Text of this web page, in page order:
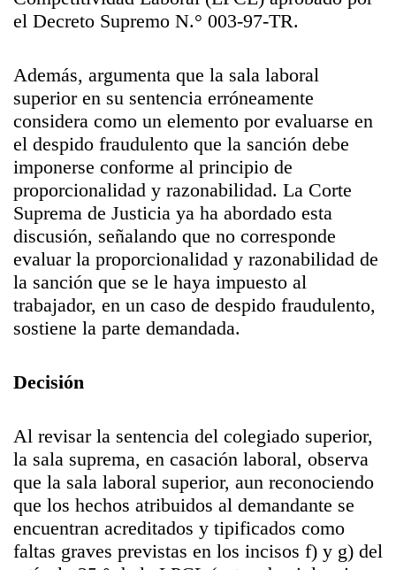
el Decreto Supremo N.° 003-97-TR.
Además, argumenta que la sala laboral
superior en su sentencia erróneamente
considera como un elemento por evaluarse en
el despido fraudulento que la sanción debe
imponerse conforme al principio de
proporcionalidad y razonabilidad. La Corte
Suprema de Justicia ya ha abordado esta
discusión, señalando que no corresponde
evaluar la proporcionalidad y razonabilidad de
la sanción que se le haya impuesto al
trabajador, en un caso de despido fraudulento,
sostiene la parte demandada.
Decisión
Al revisar la sentencia del colegiado superior,
la sala suprema, en casación laboral, observa
que la sala laboral superior, aun reconociendo
que los hechos atribuidos al demandante se
encuentran acreditados y tipificados como
faltas graves previstas en los incisos f) y g) del